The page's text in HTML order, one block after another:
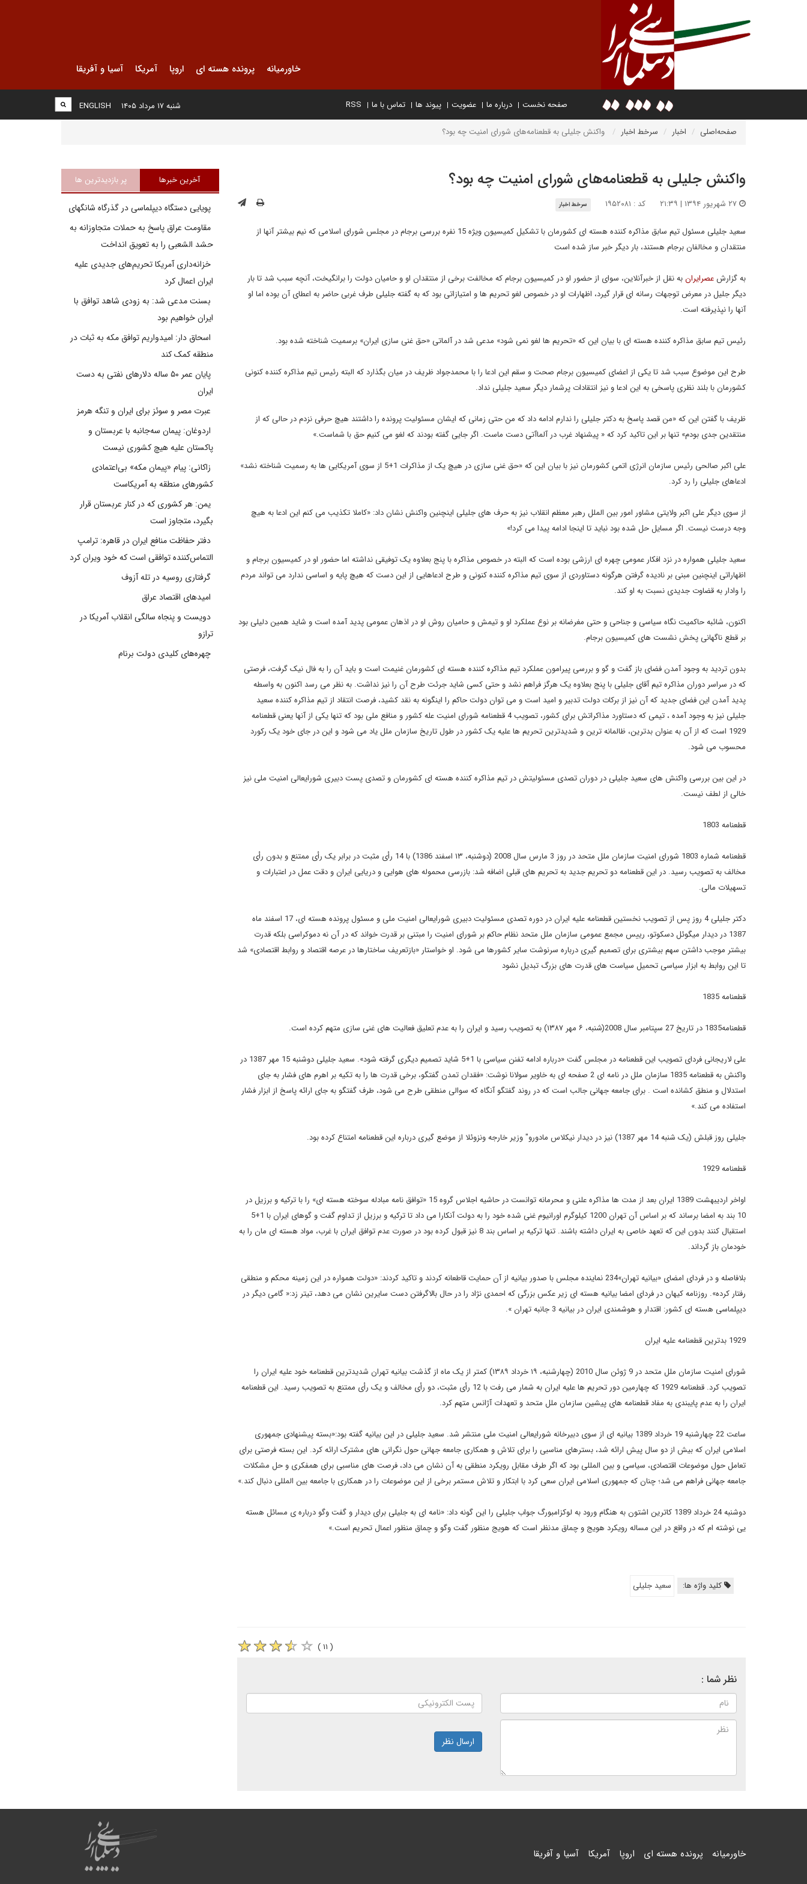
خاورمیانه پرونده هسته ای اروپا آمریکا آسیا و آفریقا
صفحه نخست درباره ما عضویت پیوند ها تماس با ما RSS
ENGLISH شنبه ۱۷ مرداد ۱۴۰۵
صفحه‌اصلی اخبار سرخط اخبار واکنش جلیلی به قطعنامه‌های شورای امنیت چه بود؟
واکنش جلیلی به قطعنامه‌های شورای امنیت چه بود؟
کد : ۱۹۵۲۰۸۱ سرخط اخبار
سعید جلیلی مسئول تیم سابق مذاکره کننده هسته ای کشورمان با تشکیل کمیسیون ویژه 15 نفره بررسی برجام در مجلس شورای اسلامی که نیم بیشتر آنها از
منتقدان و مخالفان برجام هستند، بار دیگر خبر ساز شده است
به گزارشعصرایرانبه نقل از خبرآنلاین، سوای از حضور او در کمیسیون برجام که مخالفت برخی از منتقدان او و حامیان دولت را برانگیخت، آنچه سبب شد تا بار
دیگر جلیل در معرض توجهات رسانه ای قرار گیرد، اظهارات او در خصوص لغو تحریم ها و امتیازاتی بود که به گفته جلیلی طرف غربی حاضر به اعطای آن بوده اما او
آنها را نپذیرفته است.
رئیس تیم سابق مذاکره کننده هسته ای با بیان این که «تحریم ها لغو نمی شود» مدعی شد در آلماتی «حق غنی سازی ایران» برسمیت شناخته شده بود.
طرح این موضوع سبب شد تا یکی از اعضای کمیسیون برجام صحت و سقم این ادعا را با محمدجواد ظریف در میان بگذارد که البته رئیس تیم مذاکره کننده کنونی
کشورمان با بلند نظری پاسخی به این ادعا و نیز انتقادات پرشمار دیگر سعید جلیلی نداد.
ظریف با گفتن این که «من قصد پاسخ به دکتر جلیلی را ندارم ادامه داد که من حتی زمانی که ایشان مسئولیت پرونده را داشتند هیچ حرفی نزدم در حالی که از
منتقدین جدی بودم» تنها بر این تاکید کرد که « پیشنهاد غرب در آلماآتی دست ماست. اگر جایی گفته بودند که لغو می کنیم حق با شماست.»
علی اکبر صالحی رئیس سازمان انرژی اتمی کشورمان نیز با بیان این که «حق غنی سازی در هیچ یک از مذاکرات 1+5 از سوی آمریکایی ها به رسمیت شناخته نشد»
ادعاهای جلیلی را رد کرد.
از سوی دیگر علی اکبر ولایتی مشاور امور بین الملل رهبر معظم انقلاب نیز به حرف های جلیلی اینچنین واکنش نشان داد: «کاملا تکذیب می کنم این ادعا به هیچ
وجه درست نیست. اگر مسایل حل شده بود نباید تا اینجا ادامه پیدا می کرد!»
سعید جلیلی همواره در نزد افکار عمومی چهره ای ارزشی بوده است که البته در خصوص مذاکره با پنج بعلاوه یک توفیقی نداشته اما حضور او در کمیسیون برجام و
اظهاراتی اینچنین مبنی بر نادیده گرفتن هرگونه دستاوردی از سوی تیم مذاکره کننده کنونی و طرح ادعاهایی از این دست که هیچ پایه و اساسی ندارد می تواند مردم
را وادار به قضاوت جدیدی نسبت به او کند.
اکنون، شائبه حاکمیت نگاه سیاسی و جناحی و حتی مغرضانه بر نوع عملکرد او و تیمش و حامیان روش او در اذهان عمومی پدید آمده است و شاید همین دلیلی بود
بر قطع ناگهانی پخش نشست های کمیسیون برجام.
بدون تردید به وجود آمدن فضای باز گفت و گو و بررسی پیرامون عملکرد تیم مذاکره کننده هسته ای کشورمان غنیمت است و باید آن را به فال نیک گرفت، فرصتی
که در سراسر دوران مذاکره تیم آقای جلیلی با پنج بعلاوه یک هرگز فراهم نشد و حتی کسی شاید جرئت طرح آن را نیز نداشت. به نظر می رسد اکنون به واسطه
پدید آمدن این فضای جدید که آن نیز از برکات دولت تدبیر و امید است و می توان دولت حاکم را اینگونه به نقد کشید، فرصت انتقاد از تیم مذاکره کننده سعید
جلیلی نیز به وجود آمده ، تیمی که دستاورد مذاکراتش برای کشور، تصویب 4 قطعنامه شورای امنیت عله کشور و منافع ملی بود که تنها یکی از آنها یعنی قطعنامه
1929 است که از آن به عنوان بدترین، ظالمانه ترین و شدیدترین تحریم ها علیه یک کشور در طول تاریخ سازمان ملل یاد می شود و این در جای خود یک رکورد
محسوب می شود.
در این بین بررسی واکنش های سعید جلیلی در دوران تصدی مسئولیتش در تیم مذاکره کننده هسته ای کشورمان و تصدی پست دبیری شورایعالی امنیت ملی نیز
خالی از لطف نیست.
قطعنامه 1803
قطعنامه شماره 1803 شورای امنیت سازمان ملل متحد در روز 3 مارس سال 2008 (دوشنبه، ۱۳ اسفند 1386) با 14 رأی مثبت در برابر یک رأی ممتنع و بدون رأی
مخالف به تصویب رسید. در این قطعنامه دو تحریم جدید به تحریم های قبلی اضافه شد: بازرسی محموله های هوایی و دریایی ایران و دقت عمل در اعتبارات و
تسهیلات مالی.
دکتر جلیلی 4 روز پس از تصویب نخستین قطعنامه علیه ایران در دوره تصدی مسئولیت دبیری شورایعالی امنیت ملی و مسئول پرونده هسته ای، 17 اسفند ماه
1387 در دیدار میگوئل دسکوتو، رییس مجمع عمومی سازمان ملل متحد نظام حاکم بر شورای امنیت را مبتنی بر قدرت خواند که در آن نه دموکراسی بلکه قدرت
بیشتر موجب داشتن سهم بیشتری برای تصمیم گیری درباره سرنوشت سایر کشورها می شود. او خواستار «بازتعریف ساختارها در عرصه اقتصاد و روابط اقتصادی» شد
تا این روابط به ابزار سیاسی تحمیل سیاست های قدرت های بزرگ تبدیل نشود
قطعنامه 1835
قطعنامه1835 در تاریخ 27 سپتامبر سال 2008(شنبه، ۶ مهر ۱۳۸۷) به تصویب رسید و ایران را به عدم تعلیق فعالیت های غنی سازی متهم کرده است.
علی لاریجانی فردای تصویب این قطعنامه در مجلس گفت «درباره ادامه تفنن سیاسی با 1+5 شاید تصمیم دیگری گرفته شود». سعید جلیلی دوشنبه 15 مهر 1387 در
واکنش به قطعنامه 1835 سازمان ملل در نامه ای 2 صفحه ای به خاویر سولانا نوشت: «فقدان تمدن گفتگو، برخی قدرت ها را به تکیه بر اهرم های فشار به جای
استدلال و منطق کشانده است . برای جامعه جهانی جالب است که در روند گفتگو آنگاه که سوالی منطقی طرح می شود، طرف گفتگو به جای ارائه پاسخ از ابزار فشار
استفاده می کند.»
جلیلی روز قبلش (یک شنبه 14 مهر 1387) نیز در دیدار نیکلاس مادورو" وزیر خارجه ونزوئلا از موضع گیری درباره این قطعنامه امتناع کرده بود.
قطعنامه 1929
اواخر اردیبهشت 1389 ایران بعد از مدت ها مذاکره علنی و محرمانه توانست در حاشیه اجلاس گروه 15 «توافق نامه مبادله سوخته هسته ای» را با ترکیه و برزیل در
10 بند به امضا برساند که بر اساس آن تهران 1200 کیلوگرم اورانیوم غنی شده خود را به دولت آنکارا می داد تا ترکیه و برزیل از تداوم گفت و گوهای ایران با 1+5
استقبال کنند بدون این که تعهد خاصی به ایران داشته باشند. تنها ترکیه بر اساس بند 8 نیز قبول کرده بود در صورت عدم توافق ایران با غرب، مواد هسته ای مان را به
خودمان باز گرداند.
بلافاصله و در فردای امضای «بیانیه تهران»234 نماینده مجلس با صدور بیانیه از آن حمایت قاطعانه کردند و تاکید کردند: «دولت همواره در این زمینه محکم و منطقی
رفتار کرده». روزنامه کیهان در فردای امضا بیانیه هسته ای زیر عکس بزرگی که احمدی نژاد را در حال بالاگرفتن دست سایرین نشان می دهد، تیتر زد:« گامی دیگر در
دیپلماسی هسته ای کشور: اقتدار و هوشمندی ایران در بیانیه 3 جانبه تهران ».
1929 بدترین قطعنامه علیه ایران
شورای امنیت سازمان ملل متحد در 9 ژوئن سال 2010 (چهارشنبه، ۱۹ خرداد ۱۳۸۹) کمتر از یک ماه از گذشت بیانیه تهران شدیدترین قطعنامه خود علیه ایران را
تصویب کرد. قطعنامه 1929 که چهارمین دور تحریم ها علیه ایران به شمار می رفت با 12 رأی مثبت، دو رأی مخالف و یک رأی ممتنع به تصویب رسید. این قطعنامه
ایران را به عدم پایبندی به مفاد قطعنامه های پیشین سازمان ملل متحد و تعهدات آژانس متهم کرد.
ساعت 22 چهارشنبه 19 خرداد 1389 بیانیه ای از سوی دبیرخانه شورایعالی امنیت ملی منتشر شد. سعید جلیلی در این بیانیه گفته بود:«بسته پیشنهادی جمهوری
اسلامی ایران که بیش از دو سال پیش ارائه شد، بسترهای مناسبی را برای تلاش و همکاری جامعه جهانی حول نگرانی های مشترک ارائه کرد. این بسته فرصتی برای
تعامل حول موضوعات اقتصادی، سیاسی و بین المللی بود که اگر طرف مقابل رویکرد منطقی به آن نشان می داد، فرصت های مناسبی برای همفکری و حل مشکلات
جامعه جهانی فراهم می شد؛ چنان که جمهوری اسلامی ایران سعی کرد با ابتکار و تلاش مستمر برخی از این موضوعات را در همکاری با جامعه بین المللی دنبال کند.»
دوشنبه 24 خرداد 1389 کاترین اشتون به هنگام ورود به لوکزامبورگ جواب جلیلی را این گونه داد: «نامه ای به جلیلی برای دیدار و گفت وگو درباره ی مسائل هسته
یی نوشته ام که در واقع در این مساله رویکرد هویج و چماق مدنظر است که هویج منظور گفت وگو و چماق منظور اعمال تحریم است.»
کلید واژه ها: سعید جلیلی
( ۱۱ )
نظر شما :
ارسال نظر
آخرین خبرها پر بازدیدترین ها
پویایی دستگاه دیپلماسی در گذرگاه شانگهای
مقاومت عراق پاسخ به حملات متجاوزانه به
حشد الشعبی را به تعویق انداخت
خزانه‌داری آمریکا تحریم‌های جدیدی علیه
ایران اعمال کرد
بسنت مدعی شد: به زودی شاهد توافق با
ایران خواهیم بود
اسحاق دار: امیدواریم توافق مکه به ثبات در
منطقه کمک کند
پایان عمر ۵۰ ساله دلارهای نفتی به دست
ایران
عبرت مصر و سوئز برای ایران و تنگه هرمز
اردوغان: پیمان سه‌جانبه با عربستان و
پاکستان علیه هیچ کشوری نیست
زاکانی: پیام «پیمان مکه» بی‌اعتمادی
کشورهای منطقه به آمریکاست
یمن: هر کشوری که در کنار عربستان قرار
بگیرد، متجاوز است
دفتر حفاظت منافع ایران در قاهره: ترامپ
التماس‌کننده توافقی است که خود ویران کرد
گرفتاری روسیه در تله آزوف
امیدهای اقتصاد عراق
دویست و پنجاه سالگی انقلاب آمریکا در
ترازو
چهره‌های کلیدی دولت برنام
خاورمیانه پرونده هسته ای اروپا آمریکا آسیا و آفریقا